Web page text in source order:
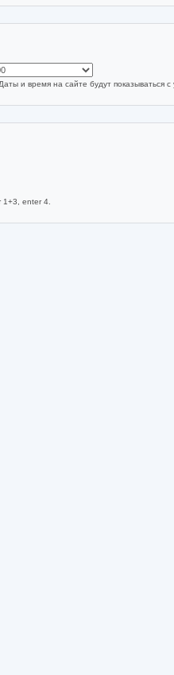
и время на сайте будут показываться с
enter 4.